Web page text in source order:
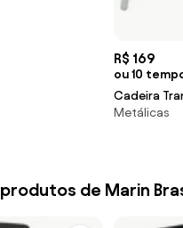
R$ 169
ou 10
Cadeira
Metálicas
de Marin